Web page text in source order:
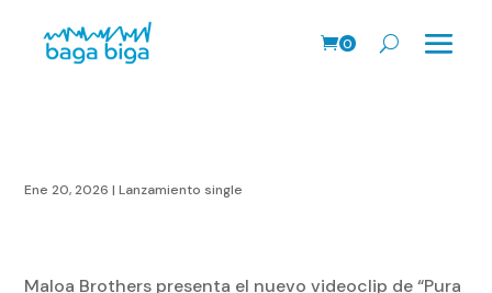
0
Ene 20, 2026 |Lanzamiento single
Maloa Brothers presenta el nuevo videoclip de“Pura